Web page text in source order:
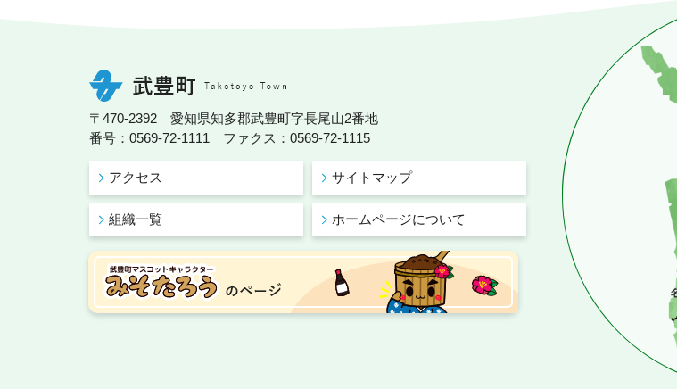
〒470-2392 愛知県知多郡武豊町字長尾山2番地
番号：0569-72-1111 ファクス：0569-72-1115
アクセス サイトマップ
組織一覧 ホームページについて